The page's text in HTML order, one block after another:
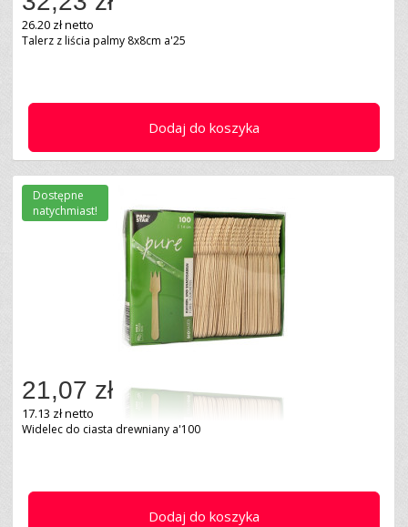
Dodaj do koszyka
26.20 zł netto
Talerz z liścia palmy 8x8cm a'25
Dodaj do koszyka
21,07 zł
17.13 zł netto
Widelec do ciasta drewniany a'100
Dostępne
natychmiast!